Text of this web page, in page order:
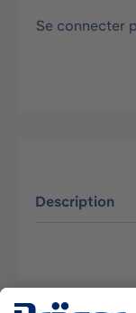
Se connecter
Description